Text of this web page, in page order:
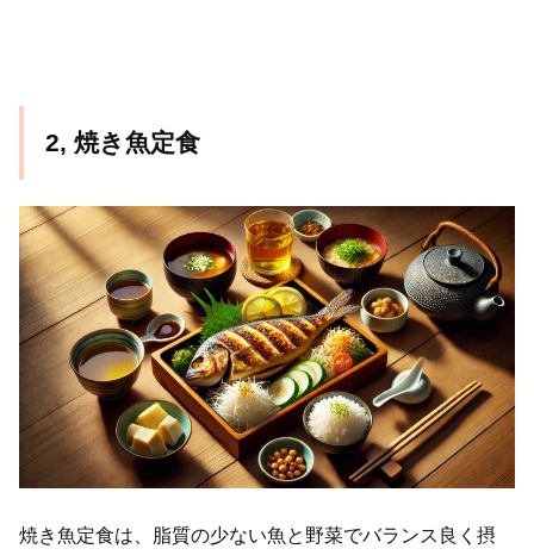
2, 焼き魚定食
焼き魚定食は、脂質の少ない魚と野菜でバランス良く摂